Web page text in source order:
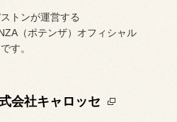
トンが運営する
（ポテンザ）オフィシャル
す。
会社キャロッセ